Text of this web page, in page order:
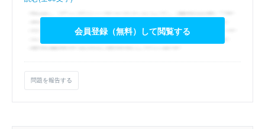
会員登録（無料）して閲覧する
問題を報告する